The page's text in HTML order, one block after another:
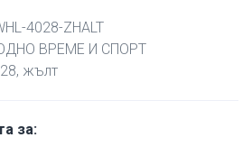
4028-ZHALT
ВРЕМЕ И СПОРТ
, жълт
за: